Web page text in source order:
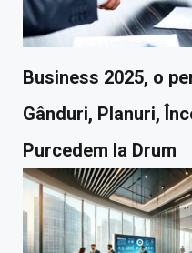
Business 2025, o
Gânduri, Planuri,
Purcedem la Drum